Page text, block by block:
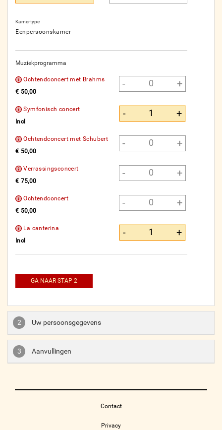
Kamertype
Eenpersoonskamer
Muziekprogramma
Ochtendconcert met Brahms
€ 50,00
- +
Symfonisch concert
Incl
- +
Ochtendconcert met Schubert
€ 50,00
- +
Verrassingsconcert
€ 75,00
- +
Ochtendconcert
€ 50,00
- +
La canterina
Incl
- +
GA NAAR STAP 2
2 Uw persoonsgegevens
3 Aanvullingen
Contact
Privacy